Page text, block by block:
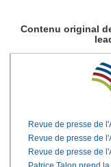
Contenu original
Revue de presse de
Revue de presse de
Revue de presse de